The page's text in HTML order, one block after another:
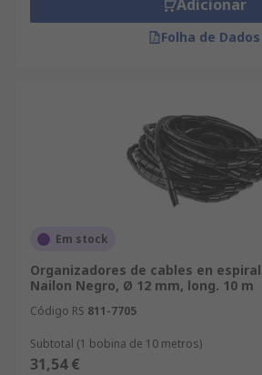
Adicionar
Folha de Dados
Em stock
Organizadores de cables en espiral
Nailon Negro, Ø 12 mm, long. 10 m
Código RS 811-7705
Subtotal (1 bobina de 10 metros)
31,54 €